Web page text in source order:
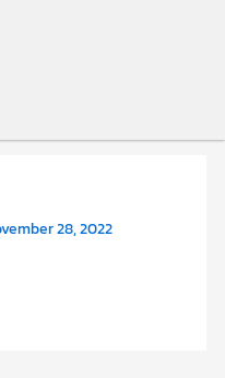
28, 2022